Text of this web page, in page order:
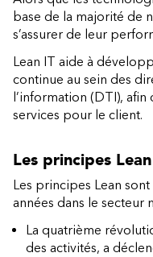
base de la majorité de
s’assurer de leur
Lean IT aide à
continue au sein des
l’information (DTI),
services pour le client.
Les principes Lean
Les principes Lean
années dans le secteur
La quatrième
des activités, a